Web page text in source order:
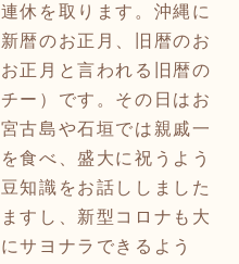
休を取ります。沖縄に
暦のお正月、旧暦のお
正月と言われる旧暦の
ー）です。その日はお
古島や石垣では親戚一
食べ、盛大に祝うよう
知識をお話ししました
すし、新型コロナも大
サヨナラできるよう